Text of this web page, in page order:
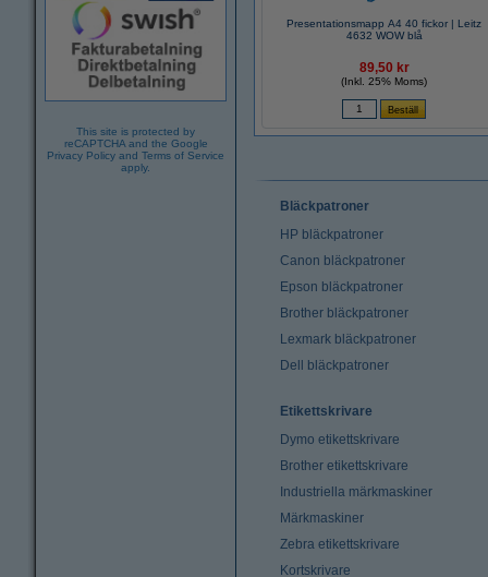
This site is protected by
reCAPTCHA and the Google
Privacy Policy and Terms of Service
apply.
Presentationsmapp A4 40 fickor | Leitz
4632 WOW blå
89,50 kr
(Inkl. 25% Moms)
Bläckpatroner
HP bläckpatroner
Canon bläckpatroner
Epson bläckpatroner
Brother bläckpatroner
Lexmark bläckpatroner
Dell bläckpatroner
Etikettskrivare
Dymo etikettskrivare
Brother etikettskrivare
Industriella märkmaskiner
Märkmaskiner
Zebra etikettskrivare
Kortskrivare